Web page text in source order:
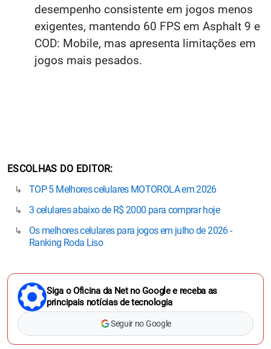
desempenho consistente em jogos menos
exigentes, mantendo 60 FPS em Asphalt 9 e
COD: Mobile, mas apresenta limitações em
jogos mais pesados.
ESCOLHAS DO EDITOR
TOP 5 Melhores celulares MOTOROLA em 2026
3 celulares abaixo de R$ 2000 para comprar hoje
Os melhores celulares para jogos em julho de 2026 -
Ranking Roda Liso
Siga o Oficina da Net no Google e receba as
principais notícias de tecnologia
Seguir no Google